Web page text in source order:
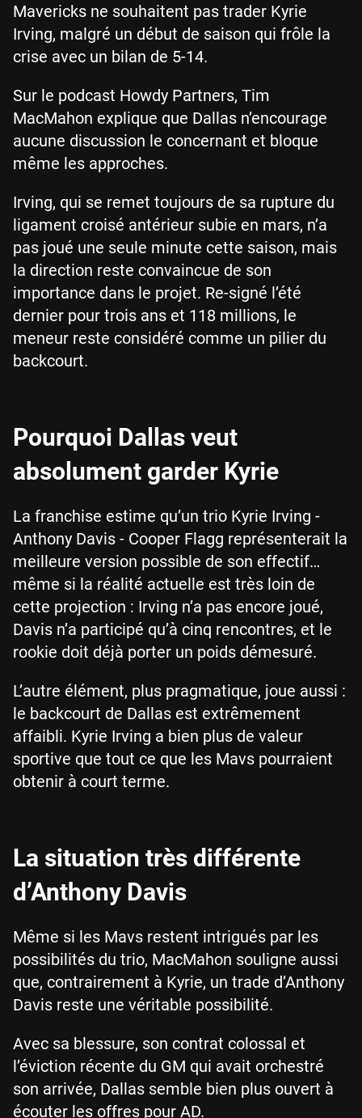
Mavericks ne souhaitent pas trader Kyrie
Irving, malgré un début de saison qui frôle la
crise avec un bilan de 5-14.
Sur le podcast Howdy Partners, Tim
MacMahon explique que Dallas n’encourage
aucune discussion le concernant et bloque
même les approches.
Irving, qui se remet toujours de sa rupture du
ligament croisé antérieur subie en mars, n’a
pas joué une seule minute cette saison, mais
la direction reste convaincue de son
importance dans le projet. Re-signé l’été
dernier pour trois ans et 118 millions, le
meneur reste considéré comme un pilier du
backcourt.
Pourquoi Dallas veut
absolument garder Kyrie
La franchise estime qu’un trio Kyrie Irving -
Anthony Davis - Cooper Flagg représenterait la
meilleure version possible de son effectif…
même si la réalité actuelle est très loin de
cette projection : Irving n’a pas encore joué,
Davis n’a participé qu’à cinq rencontres, et le
rookie doit déjà porter un poids démesuré.
L’autre élément, plus pragmatique, joue aussi :
le backcourt de Dallas est extrêmement
affaibli. Kyrie Irving a bien plus de valeur
sportive que tout ce que les Mavs pourraient
obtenir à court terme.
La situation très différente
d’Anthony Davis
Même si les Mavs restent intrigués par les
possibilités du trio, MacMahon souligne aussi
que, contrairement à Kyrie, un trade d’Anthony
Davis reste une véritable possibilité.
Avec sa blessure, son contrat colossal et
l’éviction récente du GM qui avait orchestré
son arrivée, Dallas semble bien plus ouvert à
écouter les offres pour AD.